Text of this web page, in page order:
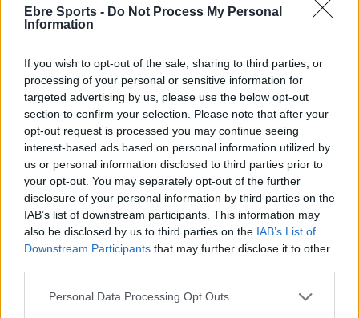
Ebre Sports - Do Not Process My Personal
Information
If you wish to opt-out of the sale, sharing to third parties, or
processing of your personal or sensitive information for
targeted advertising by us, please use the below opt-out
section to confirm your selection. Please note that after your
opt-out request is processed you may continue seeing
interest-based ads based on personal information utilized by
us or personal information disclosed to third parties prior to
your opt-out. You may separately opt-out of the further
disclosure of your personal information by third parties on the
IAB’s list of downstream participants. This information may
also be disclosed by us to third parties on the IAB’s List of
Downstream Participants that may further disclose it to other
Personal Data Processing Opt Outs
Comentari: